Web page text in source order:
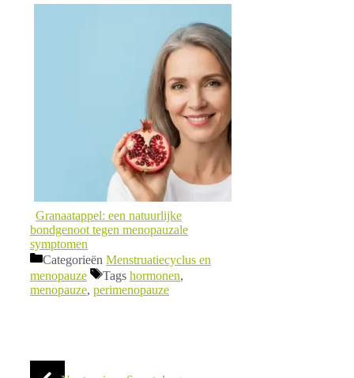
Granaatappel: een natuurlijke
bondgenoot tegen menopauzale
symptomen
Categorieën Menstruatiecyclus en
menopauze
Tags hormonen,
menopauze, perimenopauze